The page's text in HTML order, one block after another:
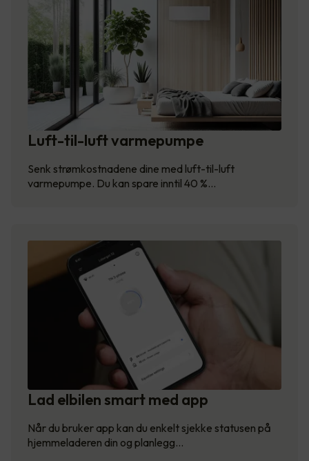
Luft-til-luft varmepumpe
Senk strømkostnadene dine med luft-til-luft
varmepumpe. Du kan spare inntil 40 %…
Lad elbilen smart med app
Når du bruker app kan du enkelt sjekke statusen på
hjemmeladeren din og planlegg…